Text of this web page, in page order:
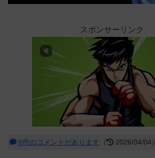
スポンサーリンク
6件のコメントがあります （ 2026/04/04）